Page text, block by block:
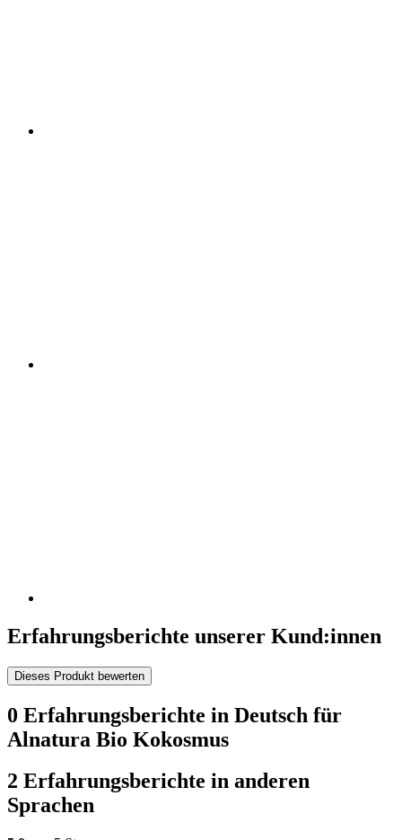
Erfahrungsberichte unserer Kund:innen
Dieses Produkt bewerten
0 Erfahrungsberichte in Deutsch für
Alnatura Bio Kokosmus
2 Erfahrungsberichte in anderen
Sprachen